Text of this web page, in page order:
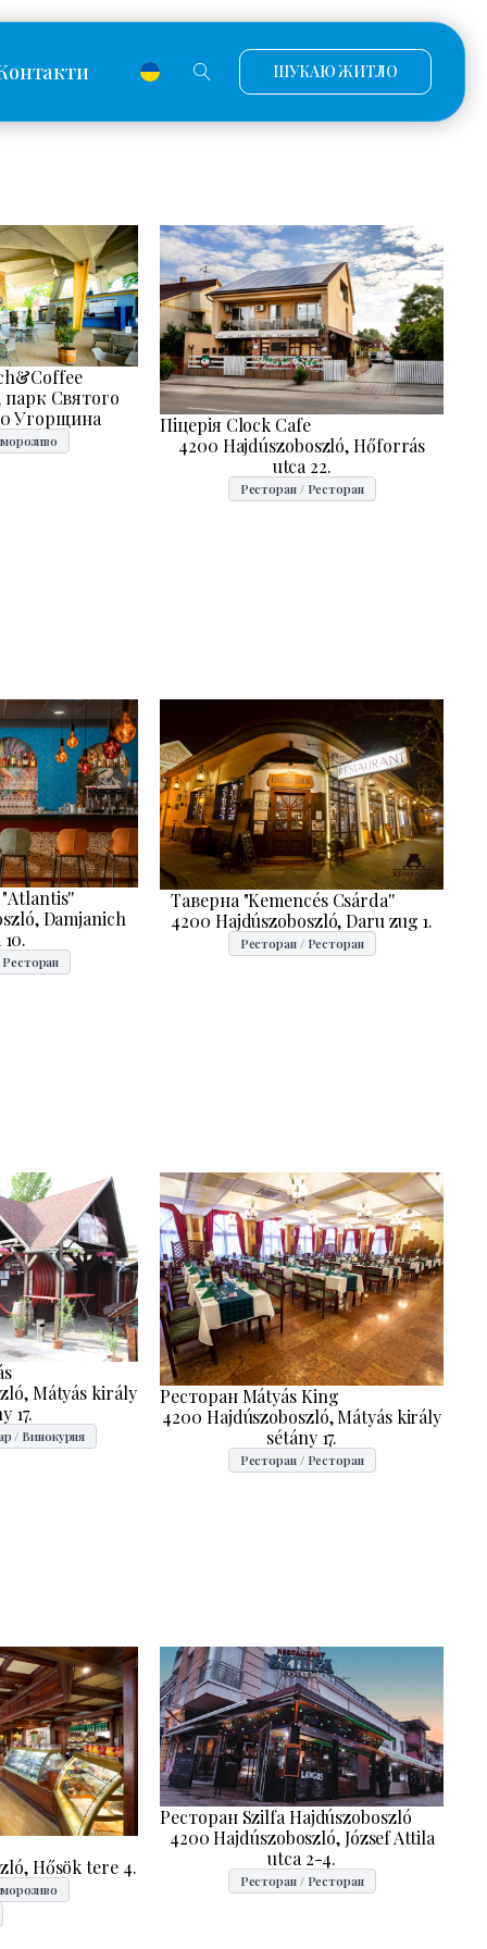
ШУКАЮ ЖИТЛО
Святого
Угорщина
Піцерія Clock Cafe
4200 Hajdúszoboszló, Hőforrás
utca 22.
Ресторан / Ресторан
Damjanich
Таверна "Kemencés Csárda''
4200 Hajdúszoboszló, Daru zug 1.
Ресторан / Ресторан
Mátyás király
17.
/ Винокурня
Ресторан Mátyás King
4200 Hajdúszoboszló, Mátyás király
sétány 17.
Ресторан / Ресторан
Hősök tere 4.
Ресторан Szilfa Hajdúszoboszló
4200 Hajdúszoboszló, József Attila
utca 2-4.
Ресторан / Ресторан